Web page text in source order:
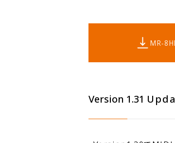
MR-
Version 1.31